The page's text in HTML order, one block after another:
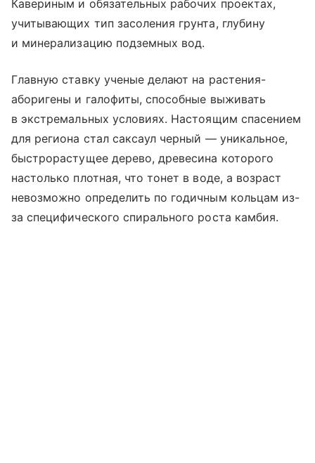
Кавериным и обязательных рабочих проектах,
учитывающих тип засоления грунта, глубину
и минерализацию подземных вод.
Главную ставку ученые делают на растения-
аборигены и галофиты, способные выживать
в экстремальных условиях. Настоящим спасением
для региона стал саксаул черный — уникальное,
быстрорастущее дерево, древесина которого
настолько плотная, что тонет в воде, а возраст
невозможно определить по годичным кольцам из-
за специфического спирального роста камбия.